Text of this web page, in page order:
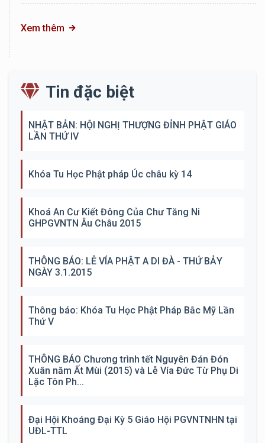
Xem thêm
Tin đặc biệt
NHẬT BẢN: HỘI NGHỊ THƯỢNG ĐỈNH PHẬT GIÁO
LẦN THỨ IV
Khóa Tu Học Phật pháp Úc châu kỳ 14
Khoá An Cư Kiết Đông Của Chư Tăng Ni
GHPGVNTN Âu Châu 2015
THÔNG BÁO: LỄ VÍA PHẬT A DI ĐÀ - THỨ BẢY
NGÀY 3.1.2015
Thông báo: Khóa Tu Học Phật Pháp Bắc Mỹ Lần
Thứ V
THÔNG BÁO Chương trình tết Nguyên Đán Đón
Xuân năm Ất Mùi (2015) và Lễ Vía Đức Từ Phụ Di
Lặc Tôn Ph...
Đại Hội Khoáng Đại Kỳ 5 Giáo Hội PGVNTNHN tại
UĐL-TTL